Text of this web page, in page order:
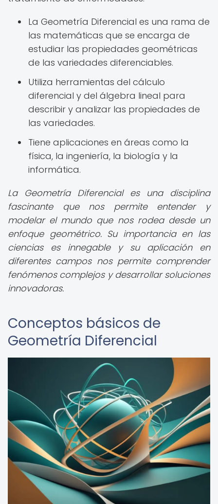
La Geometría Diferencial es una rama de
las matemáticas que se encarga de
estudiar las propiedades geométricas
de las variedades diferenciables.
Utiliza herramientas del cálculo
diferencial y del álgebra lineal para
describir y analizar las propiedades de
las variedades.
Tiene aplicaciones en áreas como la
física, la ingeniería, la biología y la
informática.
La Geometría Diferencial es una disciplina
fascinante que nos permite entender y
modelar el mundo que nos rodea desde un
enfoque geométrico. Su importancia en las
ciencias es innegable y su aplicación en
diferentes campos nos permite comprender
fenómenos complejos y desarrollar soluciones
innovadoras.
Conceptos básicos de
Geometría Diferencial